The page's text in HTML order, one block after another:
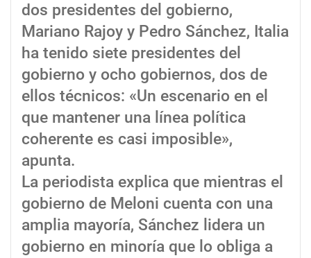
dos presidentes del gobierno,
Mariano Rajoy y Pedro Sánchez, Italia
ha tenido siete presidentes del
gobierno y ocho gobiernos, dos de
ellos técnicos: «Un escenario en el
que mantener una línea política
coherente es casi imposible»,
apunta.
La periodista explica que mientras el
gobierno de Meloni cuenta con una
amplia mayoría, Sánchez lidera un
gobierno en minoría que lo obliga a